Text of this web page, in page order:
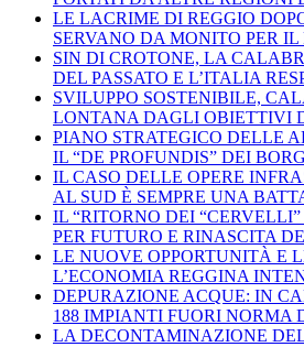
LE LACRIME DI REGGIO
SERVANO DA MONITO PER IL
SIN DI CROTONE, LA
DEL PASSATO E L’ITALIA
SVILUPPO SOSTENIBILE,
LONTANA DAGLI OBIETTIVI
PIANO STRATEGICO DELLE
IL “DE PROFUNDIS” DEI
IL CASO DELLE OPERE
AL SUD È SEMPRE UNA
IL “RITORNO DEI
PER FUTURO E RINASCITA
LE NUOVE OPPORTUNITÀ E
L’ECONOMIA REGGINA
DEPURAZIONE ACQUE: IN
188 IMPIANTI FUORI NORMA
LA DECONTAMINAZIONE